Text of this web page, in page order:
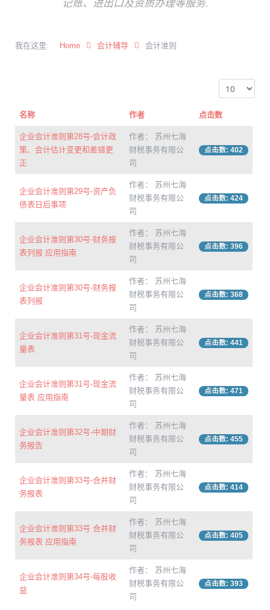
记账、进出口及资质办理等服务.
我在这里: Home 会计辅导 会计准则
名称 作者 点击数
企业会计准则第28号-会计政
策、会计估计变更和差错更
正
作者： 苏州七海
财税事务有限公
司
点击数: 402
企业会计准则第29号-资产负
债表日后事项
作者： 苏州七海
财税事务有限公
司
点击数: 424
企业会计准则第30号-财务报
表列报 应用指南
作者： 苏州七海
财税事务有限公
司
点击数: 396
企业会计准则第30号-财务报
表列报
作者： 苏州七海
财税事务有限公
司
点击数: 368
企业会计准则第31号-现金流
量表
作者： 苏州七海
财税事务有限公
司
点击数: 441
企业会计准则第31号-现金流
量表 应用指南
作者： 苏州七海
财税事务有限公
司
点击数: 471
企业会计准则第32号-中期财
务报告
作者： 苏州七海
财税事务有限公
司
点击数: 455
企业会计准则第33号-合并财
务报表
作者： 苏州七海
财税事务有限公
司
点击数: 414
企业会计准则第33号 合并财
务报表 应用指南
作者： 苏州七海
财税事务有限公
司
点击数: 405
企业会计准则第34号-每股收
益
作者： 苏州七海
财税事务有限公
司
点击数: 393